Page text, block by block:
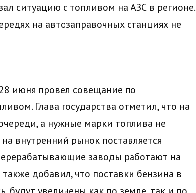
ситуацию с топливом на АЗС в регионе.
на автозаправочных станциях не
июня провел совещание по
Глава государства отметил, что на
а нужные марки топлива не
внутренний рынок поставляется
заводы работают на
добавил, что поставки бензина в
будут увеличены как по земле, так и по